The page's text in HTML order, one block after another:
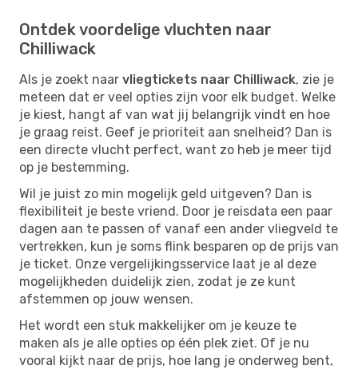
Ontdek voordelige vluchten naar
Chilliwack
Als je zoekt naar vliegtickets naar Chilliwack, zie je
meteen dat er veel opties zijn voor elk budget. Welke
je kiest, hangt af van wat jij belangrijk vindt en hoe
je graag reist. Geef je prioriteit aan snelheid? Dan is
een directe vlucht perfect, want zo heb je meer tijd
op je bestemming.
Wil je juist zo min mogelijk geld uitgeven? Dan is
flexibiliteit je beste vriend. Door je reisdata een paar
dagen aan te passen of vanaf een ander vliegveld te
vertrekken, kun je soms flink besparen op de prijs van
je ticket. Onze vergelijkingsservice laat je al deze
mogelijkheden duidelijk zien, zodat je ze kunt
afstemmen op jouw wensen.
Het wordt een stuk makkelijker om je keuze te
maken als je alle opties op één plek ziet. Of je nu
vooral kijkt naar de prijs, hoe lang je onderweg bent,